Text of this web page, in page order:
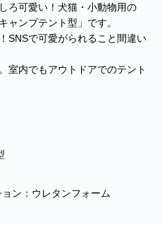
ろ可愛い！犬猫・小動物用の
ャンプテント型」です。
SNSで可愛がられること間違い
室内でもアウトドアでのテント
ン：ウレタンフォーム